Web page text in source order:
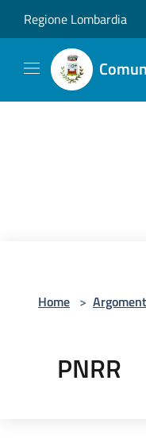
Regione Lombardia
Home >
PNRR